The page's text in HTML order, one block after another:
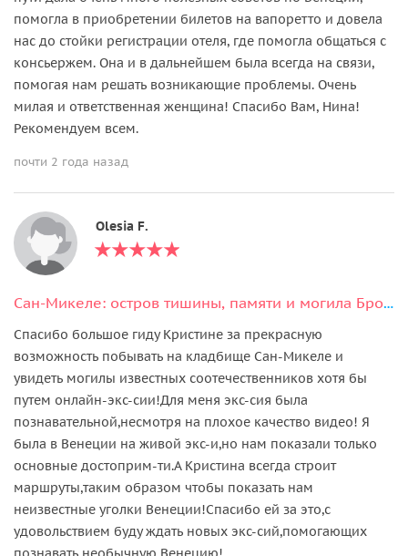
помогла в приобретении билетов на вапоретто и довела
нас до стойки регистрации отеля, где помогла общаться с
консьержем. Она и в дальнейшем была всегда на связи,
помогая нам решать возникающие проблемы. Очень
милая и ответственная женщина! Спасибо Вам, Нина!
Рекомендуем всем.
почти 2 года назад
Olesia F.
Сан-Микеле: остров тишины, памяти и могила Бродского
Спасибо большое гиду Кристине за прекрасную
возможность побывать на кладбище Сан-Микеле и
увидеть могилы известных соотечественников хотя бы
путем онлайн-экс-сии!Для меня экс-сия была
познавательной,несмотря на плохое качество видео! Я
была в Венеции на живой экс-и,но нам показали только
основные достоприм-ти.А Кристина всегда строит
маршруты,таким образом чтобы показать нам
неизвестные уголки Венеции!Спасибо ей за это,с
удовольствием буду ждать новых экс-сий,помогающих